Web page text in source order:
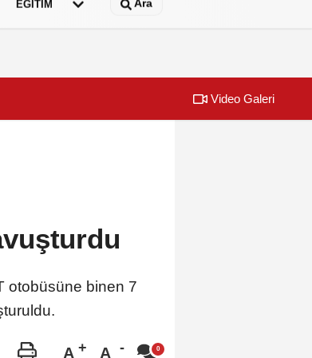
EĞİTİM Ara
Urla
Video Galeri
otobüsüne binen 7
A A